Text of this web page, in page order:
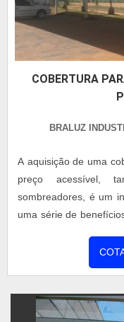
COBERTURA
BRALUZ
A aquisição de uma
preço acessível,
sombreadores, é um
uma série de
metálica, que é
auxiliares, e uma
como condomínios